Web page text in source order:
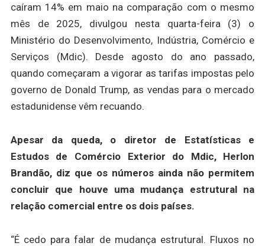
caíram 14% em maio na comparação com o mesmo
mês de 2025, divulgou nesta quarta-feira (3) o
Ministério do Desenvolvimento, Indústria, Comércio e
Serviços (Mdic). Desde agosto do ano passado,
quando começaram a vigorar as tarifas impostas pelo
governo de Donald Trump, as vendas para o mercado
estadunidense vêm recuando.
Apesar da queda, o diretor de Estatísticas e
Estudos de Comércio Exterior do Mdic, Herlon
Brandão, diz que os números ainda não permitem
concluir que houve uma mudança estrutural na
relação comercial entre os dois países.
“É cedo para falar de mudança estrutural. Fluxos no